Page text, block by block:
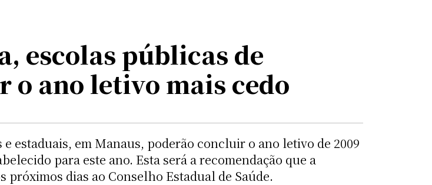
escolas públicas de
o ano letivo mais cedo
estaduais, em Manaus, poderão concluir o ano letivo de 2009
para este ano. Esta será a recomendação que a
próximos dias ao Conselho Estadual de Saúde.